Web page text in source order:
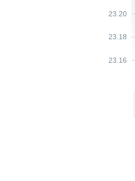
23.16
23.18
23.20